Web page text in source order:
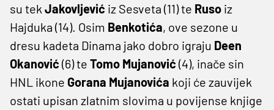
su tek Jakovljević iz Sesveta (11) te Ruso iz
Hajduka (14). Osim Benkotića, ove sezone u
dresu kadeta Dinama jako dobro igraju Deen
Okanović (6) te Tomo Mujanović (4), inače sin
HNL ikone Gorana Mujanovića koji će zauvijek
ostati upisan zlatnim slovima u povijense knjige